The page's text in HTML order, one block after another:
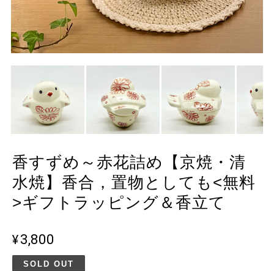
香すずめ～赤花詰め【京焼・清
水焼】香合，置物としても<無料
>ギフトラッピング＆香立て
¥3,800
SOLD OUT